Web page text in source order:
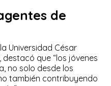
de
Universidad César
destacó que “los jóvenes
no solo desde los
también contribuyendo